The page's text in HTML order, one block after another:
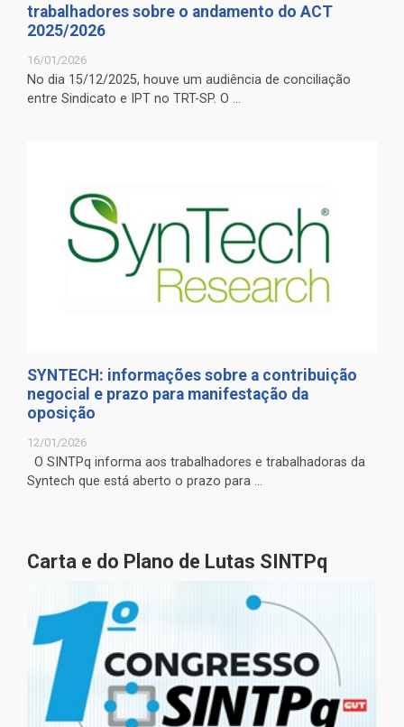
trabalhadores sobre o andamento do ACT
2025/2026
16/01/2026
No dia 15/12/2025, houve um audiência de conciliação
entre Sindicato e IPT no TRT-SP. O ...
SYNTECH: informações sobre a contribuição
negocial e prazo para manifestação da
oposição
12/01/2026
O SINTPq informa aos trabalhadores e trabalhadoras da
Syntech que está aberto o prazo para ...
Carta e do Plano de Lutas SINTPq